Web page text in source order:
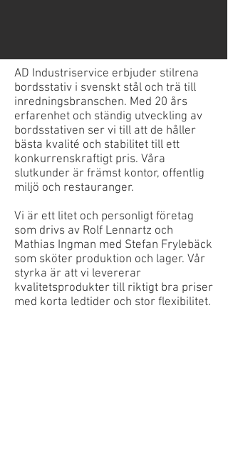
AD Industriservice erbjuder stilrena
bordsstativ i svenskt stål och trä till
inredningsbranschen. Med 20 års
erfarenhet och ständig utveckling av
bordsstativen ser vi till att de håller
bästa kvalité och stabilitet till ett
konkurrenskraftigt pris. Våra
slutkunder är främst kontor, offentlig
miljö och restauranger.
Vi är ett litet och personligt företag
som drivs av Rolf Lennartz och
Mathias Ingman med Stefan Frylebäck
som sköter produktion och lager. Vår
styrka är att vi levererar
kvalitetsprodukter till riktigt bra priser
med korta ledtider och stor flexibilitet.